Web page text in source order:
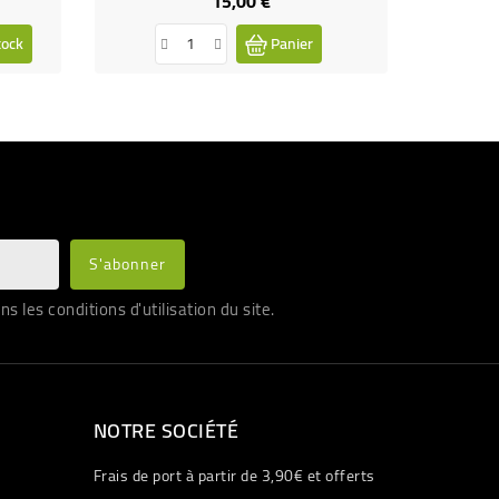
Panier
les conditions d'utilisation du site.
NOTRE SOCIÉTÉ
Frais de port à partir de 3,90€ et offerts